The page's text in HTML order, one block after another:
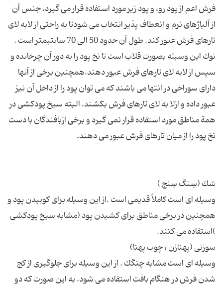
فرش اعم از پود رو، و پود زیر مورد استفاده قرار می گیرد. جنس آن
از آلیاژهای نرم و انعطاف پذیر انتخاب می شودتا به راحتی از لابه لای
تارهای فرش عبور كند. طول آن حدود 50 الی 70 سانتیمتر است .
نوك این وسیله بصورت قلاب است تا نخ پود را به دور آن چرخانده و
سپس از لابه لای تارهای فرش عبور دهند.همچنین برخی از آنها
دارای سوراخی در انتها می باشند كه می توان پود را از داخل آن نیز
عبور داده و ازلا به لای تارهای فرش بكشند. البته سیخ پودكشی در
همة مناطق مورد استفاده قرار نمی گیرد و برخی ازبافندگان با دست
وسیله ای است كاملاً قدیمی است .از این وسیله برای كوبیدن پود و
همچنین در برخی مناطق برای كشیدن پود (مشابه سیخ پودكشی
وسیله ای است مشابه چنگك . از این وسیله برای جلوگیری از كج
شدن فرش در هنگام بافت استفاده می شود. به این صورت كه دو